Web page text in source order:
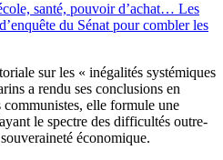
santé, pouvoir d’achat… Les
du Sénat pour combler les
sur les « inégalités systémiques
a rendu ses conclusions en
elle formule une
le spectre des difficultés outre-
économique.